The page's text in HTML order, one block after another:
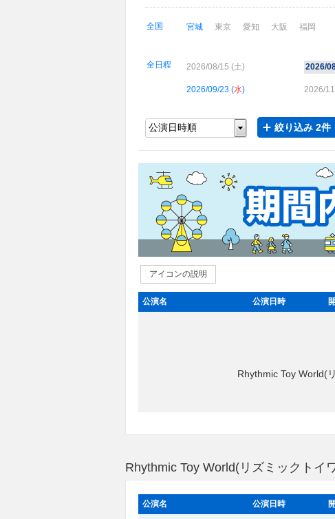
全国 宮城 東京 愛知 大阪 福岡
全日程 2026/08/15 (土) 2026/
2026/09/23 (水) 2026/
絞り込み 2件
アイコンの説明
公演名 公演日時
Rhythmic Toy World(
Rhythmic Toy World(リズミックトイ
公演名 公演日時